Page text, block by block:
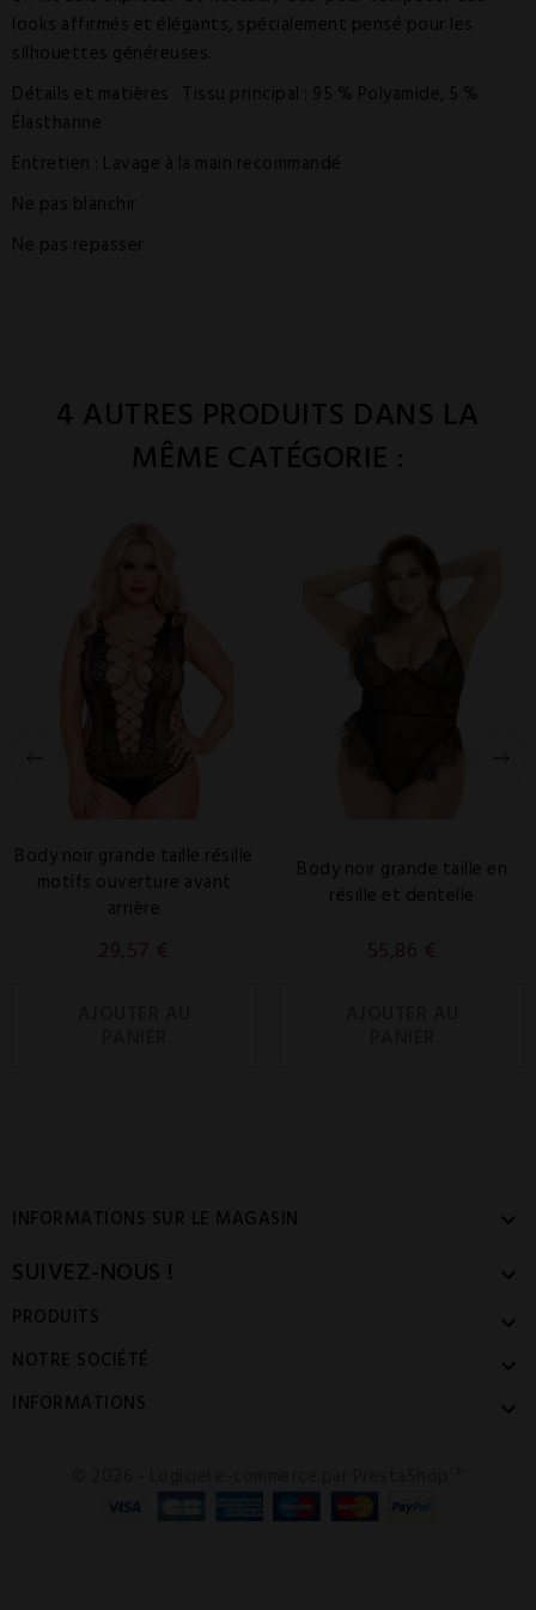
looks affirmés et élégants, spécialement pensé pour les
silhouettes généreuses.
Détails et matières : Tissu principal : 95 % Polyamide, 5 %
Élasthanne
Entretien : Lavage à la main recommandé
Ne pas blanchir
Ne pas repasser
4 AUTRES PRODUITS DANS LA
MÊME CATÉGORIE :
Body noir grande taille résille
motifs ouverture avant
arrière
Body noir grande taille en
résille et dentelle
INFORMATIONS SUR LE MAGASIN 
SUIVEZ-NOUS ! 
PRODUITS 
NOTRE SOCIÉTÉ 
INFORMATIONS 